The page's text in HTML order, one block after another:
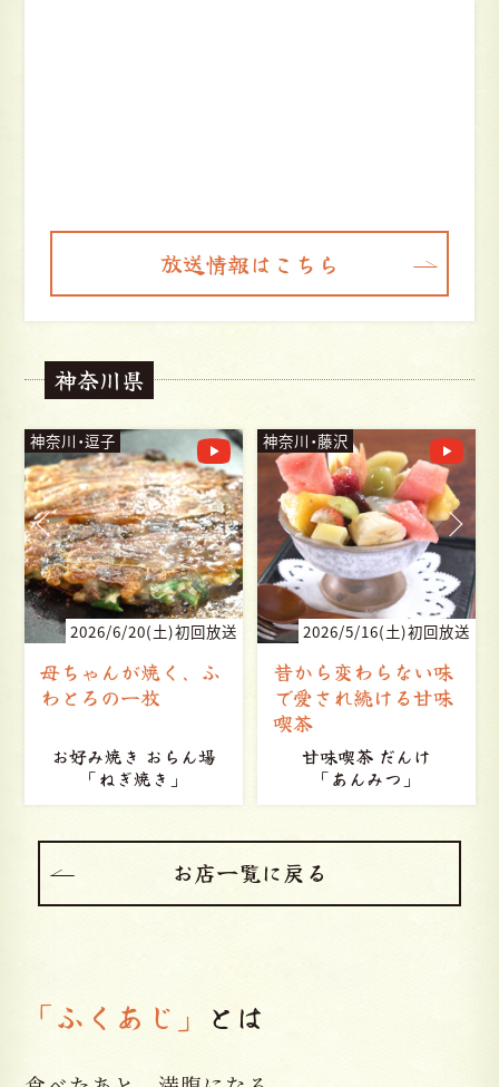
放送情報はこちら
神奈川県
神奈川・藤沢
2026/5/16(土)初回放送
昔から変わらない味
で愛され続ける甘味
甘味喫茶 だんけ
「あんみつ」
神奈川・横須賀
2026/5/2(土)初回放送
百年近く愛され続け
る思いやりの味
上町立花（立花食堂）
「かつ丼」
お店一覧に戻る
「ふくあじ」 とは